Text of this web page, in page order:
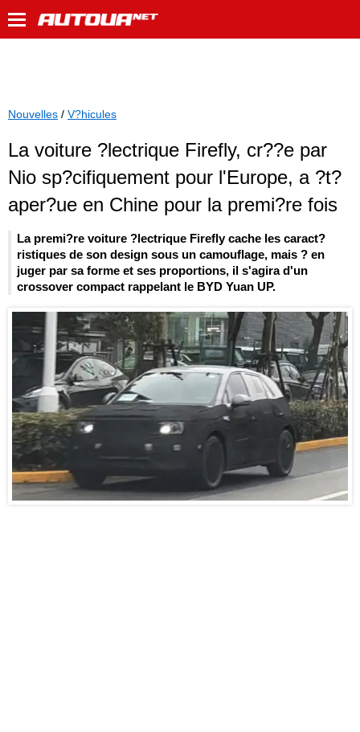
Nouvelles / V?hicules
La voiture ?lectrique Firefly, cr??e par
Nio sp?cifiquement pour l'Europe, a ?t?
aper?ue en Chine pour la premi?re fois
La premi?re voiture ?lectrique Firefly cache les caract?
ristiques de son design sous un camouflage, mais ? en
juger par sa forme et ses proportions, il s'agira d'un
crossover compact rappelant le BYD Yuan UP.